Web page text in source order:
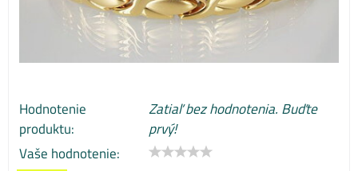
Hodnotenie
produktu:
Zatiaľ bez hodnotenia. Buďte
prvý!
Vaše hodnotenie: